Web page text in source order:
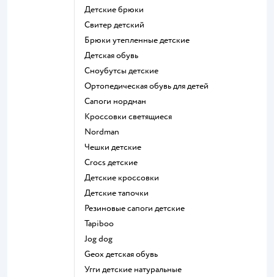
Детские брюки
Свитер детский
Брюки утепленные детские
Детская обувь
Сноубутсы детские
Ортопедическая обувь для детей
Сапоги нордман
Кроссовки светящиеся
Nordman
Чешки детские
Crocs детские
Детские кроссовки
Детские тапочки
Резиновые сапоги детские
Tapiboo
Jog dog
Geox детская обувь
Угги детские натуральные